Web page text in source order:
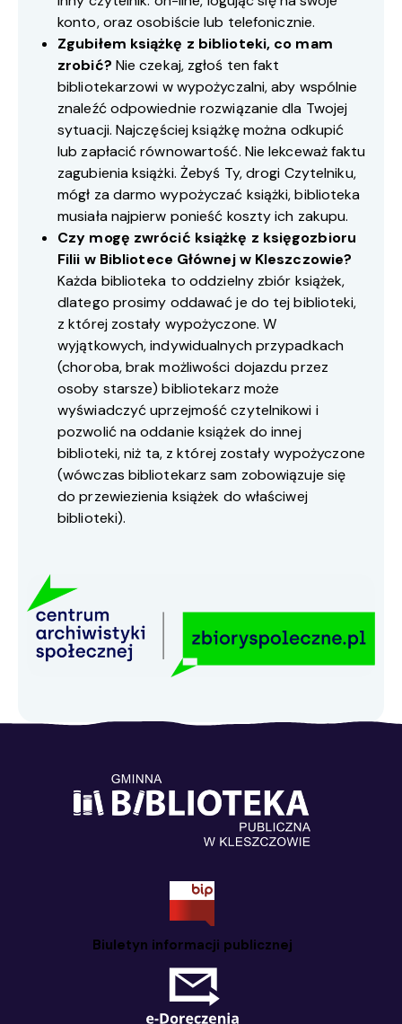
konto, oraz osobiście lub telefonicznie.
Zgubiłem książkę z biblioteki, co mam
zrobić? Nie czekaj, zgłoś ten fakt
bibliotekarzowi w wypożyczalni, aby wspólnie
znaleźć odpowiednie rozwiązanie dla Twojej
sytuacji. Najczęściej książkę można odkupić
lub zapłacić równowartość. Nie lekceważ faktu
zagubienia książki. Żebyś Ty, drogi Czytelniku,
mógł za darmo wypożyczać książki, biblioteka
musiała najpierw ponieść koszty ich zakupu.
Czy mogę zwrócić książkę z księgozbioru
Filii w Bibliotece Głównej w Kleszczowie?
Każda biblioteka to oddzielny zbiór książek,
dlatego prosimy oddawać je do tej biblioteki,
z której zostały wypożyczone. W
wyjątkowych, indywidualnych przypadkach
(choroba, brak możliwości dojazdu przez
osoby starsze) bibliotekarz może
wyświadczyć uprzejmość czytelnikowi i
pozwolić na oddanie książek do innej
biblioteki, niż ta, z której zostały wypożyczone
(wówczas bibliotekarz sam zobowiązuje się
do przewiezienia książek do właściwej
biblioteki).
Biuletyn informacji publicznej